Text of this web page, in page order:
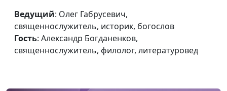
система
жертвоприношений
священнослужитель,
историк, богослов,
Александр Богданенков,
священнослужитель,
Жертвоприношения:
Ведущий: Олег Габрусевич,
священнослужитель, историк, богослов
Гость: Александр Богданенков,
священнослужитель, филолог, литературовед